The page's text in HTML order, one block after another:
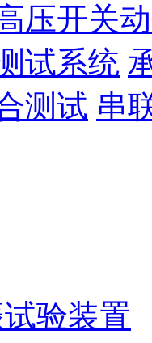
压开关
试系统
测试 串
验装置